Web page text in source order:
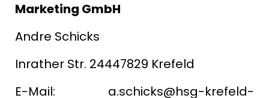
Marketing GmbH
Andre Schicks
Inrather Str. 24447829 Krefeld
E-Mail: a.schicks@hsg-krefeld-